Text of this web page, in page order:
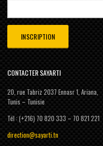
CONTACTER SAYARTI
20, rue Tabriz 2037 Ennasr 1, Ariana,
Tunis – Tunisie
Tél : (+216) 70 820 333 – 70 821 221
direction@sayarti.tn